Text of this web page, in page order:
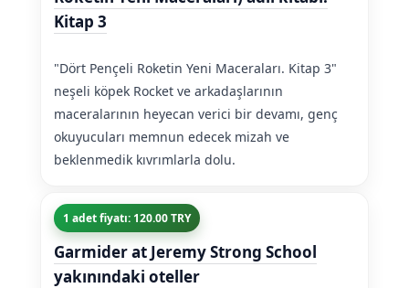
Kitap 3
"Dört Pençeli Roketin Yeni Maceraları. Kitap 3"
neşeli köpek Rocket ve arkadaşlarının
maceralarının heyecan verici bir devamı, genç
okuyucuları memnun edecek mizah ve
beklenmedik kıvrımlarla dolu.
1 adet fiyatı: 120.00 TRY
Garmider at Jeremy Strong School
yakınındaki oteller